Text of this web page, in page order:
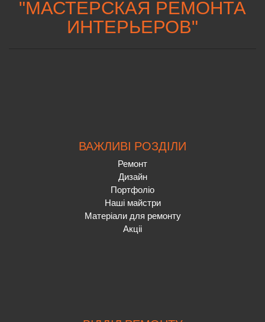
"МАСТЕРСКАЯ РЕМОНТА
ИНТЕРЬЕРОВ"
ВАЖЛИВІ РОЗДІЛИ
Ремонт
Дизайн
Портфоліо
Наші майстри
Матеріали для ремонту
Акціі